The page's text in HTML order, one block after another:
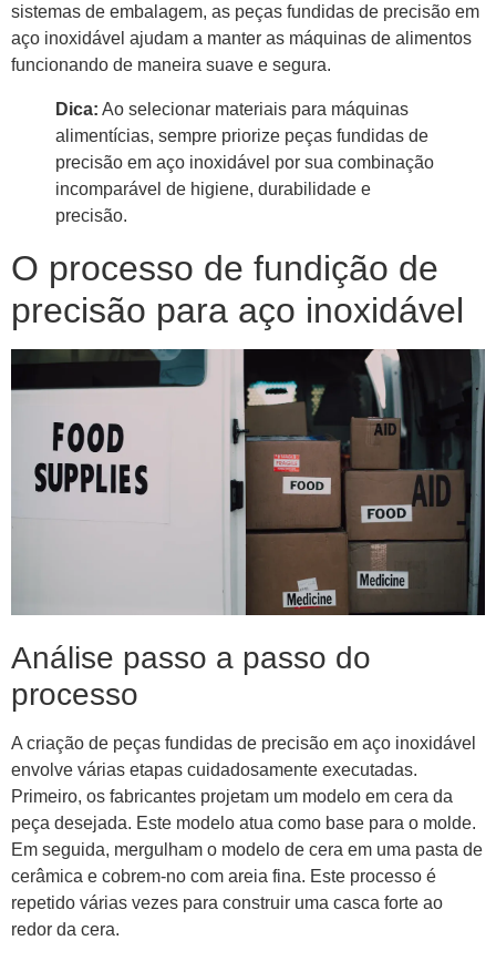
sistemas de embalagem, as peças fundidas de precisão em
aço inoxidável ajudam a manter as máquinas de alimentos
funcionando de maneira suave e segura.
Dica: Ao selecionar materiais para máquinas
alimentícias, sempre priorize peças fundidas de
precisão em aço inoxidável por sua combinação
incomparável de higiene, durabilidade e
precisão.
O processo de fundição de
precisão para aço inoxidável
Análise passo a passo do
processo
A criação de peças fundidas de precisão em aço inoxidável
envolve várias etapas cuidadosamente executadas.
Primeiro, os fabricantes projetam um modelo em cera da
peça desejada. Este modelo atua como base para o molde.
Em seguida, mergulham o modelo de cera em uma pasta de
cerâmica e cobrem-no com areia fina. Este processo é
repetido várias vezes para construir uma casca forte ao
redor da cera.